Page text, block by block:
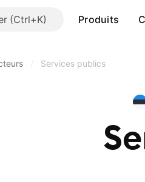
Produits
Services publics